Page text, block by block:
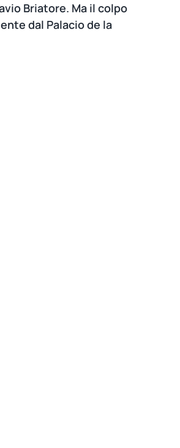
Briatore. Ma il colpo
dal Palacio de la